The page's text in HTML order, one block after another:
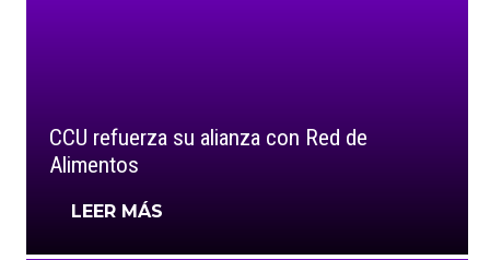
CCU refuerza su alianza con Red de
Alimentos
LEER MÁS